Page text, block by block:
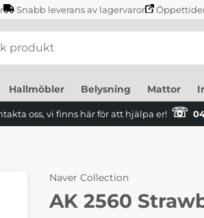
Snabb leverans av lagervaror
Hallmöbler Belysning Mattor
oss, vi finns här för att hjälpa er! ☏
Naver Collection
AK 2560